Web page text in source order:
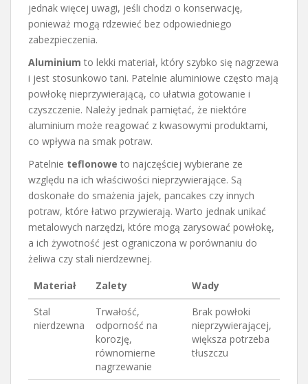
jednak więcej uwagi, jeśli chodzi o konserwację,
ponieważ mogą rdzewieć bez odpowiedniego
zabezpieczenia.
Aluminium to lekki materiał, który szybko się nagrzewa
i jest stosunkowo tani. Patelnie aluminiowe często mają
powłokę nieprzywierającą, co ułatwia gotowanie i
czyszczenie. Należy jednak pamiętać, że niektóre
aluminium może reagować z kwasowymi produktami,
co wpływa na smak potraw.
Patelnie teflonowe to najczęściej wybierane ze
względu na ich właściwości nieprzywierające. Są
doskonałe do smażenia jajek, pancakes czy innych
potraw, które łatwo przywierają. Warto jednak unikać
metalowych narzędzi, które mogą zarysować powłokę,
a ich żywotność jest ograniczona w porównaniu do
żeliwa czy stali nierdzewnej.
Materiał Zalety
Wady
Stal
nierdzewna
Trwałość,
odporność na
korozję,
równomierne
nagrzewanie
Brak powłoki
nieprzywierającej,
większa potrzeba
tłuszczu